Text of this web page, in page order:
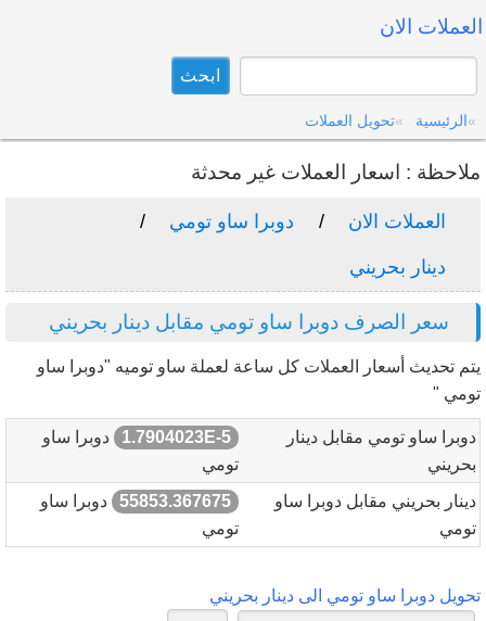
العملات الان
الرئيسية تحويل العملات
ملاحظة : اسعار العملات غير محدثة
العملات الان دوبرا ساو تومي
دينار بحريني
سعر الصرف دوبرا ساو تومي مقابل دينار بحريني
يتم تحديث أسعار العملات كل ساعة لعملة ساو توميه "دوبرا ساو
تومي "
دوبرا ساو تومي مقابل دينار
بحريني
1.7904023E-5
دوبرا ساو
تومي
دينار بحريني مقابل دوبرا ساو
تومي
55853.367675
دوبرا ساو
تومي
تحويل دوبرا ساو تومي الى دينار بحريني